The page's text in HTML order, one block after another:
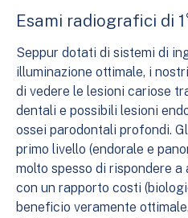
Esami radiografici di
Seppur dotati di sistemi di
illuminazione ottimale, i
di vedere le lesioni cariose
dentali e possibili lesioni
ossei parodontali profondi.
primo livello (endorale e
molto spesso di rispondere
con un rapporto costi
beneficio veramente